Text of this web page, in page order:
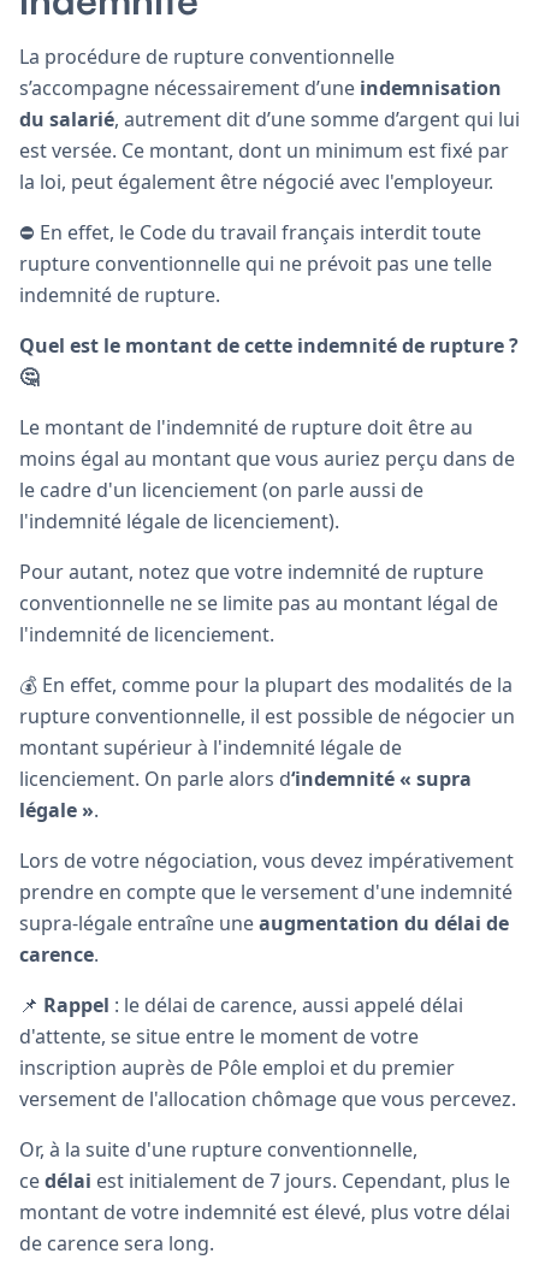
La procédure de rupture conventionnelle
s’accompagne nécessairement d’une indemnisation
du salarié, autrement dit d’une somme d’argent qui lui
est versée. Ce montant, dont un minimum est fixé par
la loi, peut également être négocié avec l'employeur.
⛔️ En effet, le Code du travail français interdit toute
rupture conventionnelle qui ne prévoit pas une telle
indemnité de rupture.
Quel est le montant de cette indemnité de rupture ?
🤔
Le montant de l'indemnité de rupture doit être au
moins égal au montant que vous auriez perçu dans de
le cadre d'un licenciement (on parle aussi de
l'indemnité légale de licenciement).
Pour autant, notez que votre indemnité de rupture
conventionnelle ne se limite pas au montant légal de
l'indemnité de licenciement.
💰 En effet, comme pour la plupart des modalités de la
rupture conventionnelle, il est possible de négocier un
montant supérieur à l'indemnité légale de
licenciement. On parle alors d‘indemnité « supra
légale ».
Lors de votre négociation, vous devez impérativement
prendre en compte que le versement d'une indemnité
supra-légale entraîne uneaugmentation du délai de
carence.
📌 Rappel : le délai de carence, aussi appelé délai
d'attente, se situe entre le moment de votre
inscription auprès de Pôle emploi et du premier
versement de l'allocation chômage que vous percevez.
Or, à la suite d'une rupture conventionnelle,
cedélai est initialement de 7 jours. Cependant, plus le
montant de votre indemnité est élevé, plus votre délai
de carence sera long.